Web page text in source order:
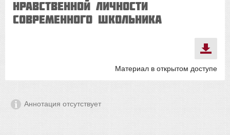
нравственной личности
современного школьника
Материал в открытом доступе
Аннотация отсутствует